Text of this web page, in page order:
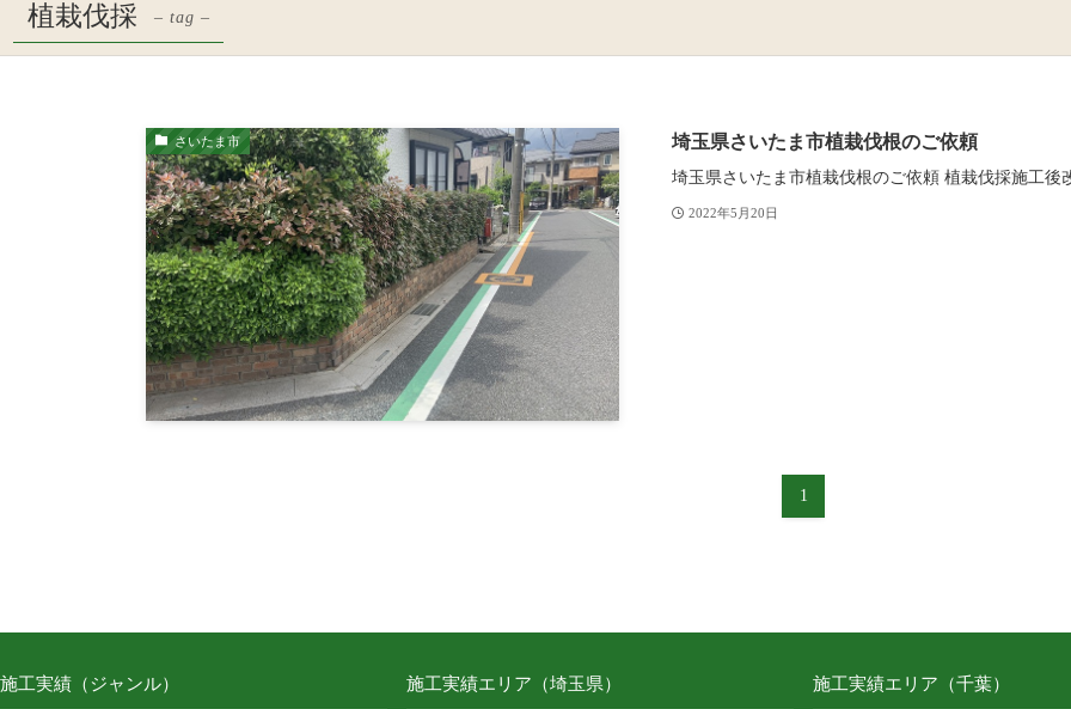
植栽伐採 – tag –
さいたま市 埼玉県さいたま市植栽伐根のご依頼
埼玉県さいたま市植栽伐根のご依頼 植栽伐採施工後
2022年5月20日
1
施工実績（ジャンル） 施工実績エリア（埼玉県） 施工実績エリア（千葉）